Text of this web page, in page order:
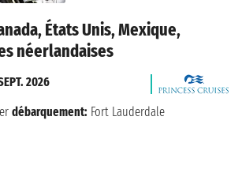
États Unis, Mexique,
néerlandaises
2026
débarquement: Fort Lauderdale